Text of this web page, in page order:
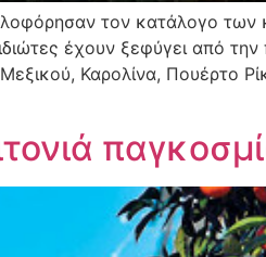
τον κατάλογο
έχουν ξεφύγει από
Καρολίνα, Πουέρτο